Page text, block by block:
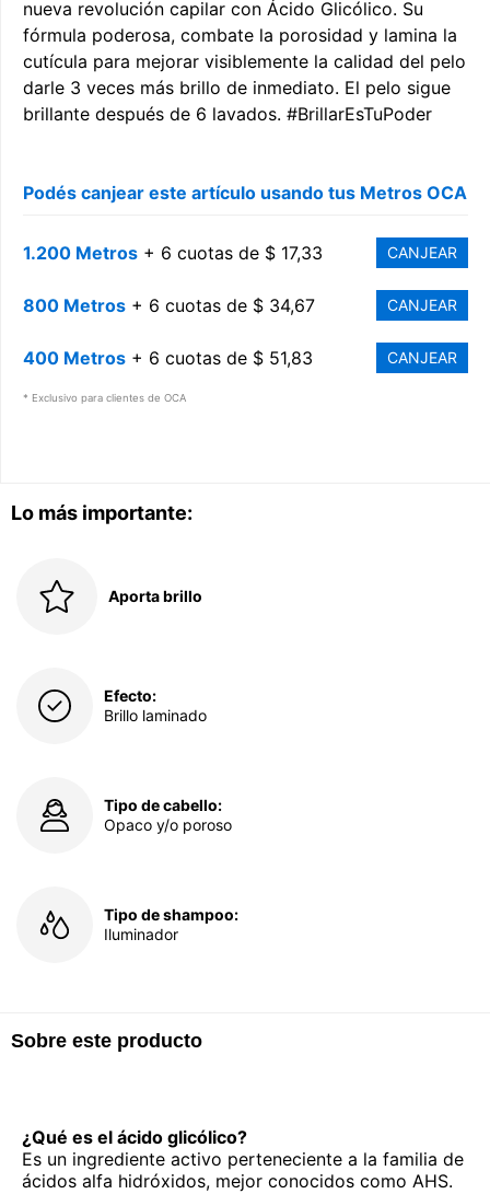
Lo más importante:
Aporta brillo
Efecto:
Brillo laminado
Tipo de cabello:
Opaco y/o poroso
Tipo de shampoo:
Iluminador
Sobre este producto
¿Qué es el ácido glicólico?
Es un ingrediente activo perteneciente a la familia de
ácidos alfa hidróxidos, mejor conocidos como AHS.
nueva revolución capilar con Ácido Glicólico. Su
fórmula poderosa, combate la porosidad y lamina la
cutícula para mejorar visiblemente la calidad del pelo
darle 3 veces más brillo de inmediato. El pelo sigue
brillante después de 6 lavados. #BrillarEsTuPoder
Podés canjear este artículo usando tus Metros OCA
1.200 Metros + 6 cuotas de $ 17,33 CANJEAR
800 Metros + 6 cuotas de $ 34,67 CANJEAR
400 Metros + 6 cuotas de $ 51,83 CANJEAR
* Exclusivo para clientes de OCA